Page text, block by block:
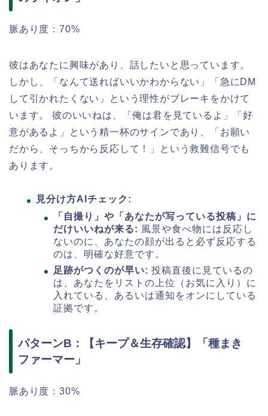
脈あり度：70%
彼はあなたに興味があり、話したいと思っています。
しかし、「なんて送ればいいかわからない」「急にDM
して引かれたくない」という理性がブレーキをかけて
います。 彼のいいねは、「俺は君を見ているよ」「好
意があるよ」という精一杯のサインであり、「お願い
だから、そっちから反応して！」という救難信号でも
あります。
見分け方AIチェック:
「自撮り」や「あなたが写っている投稿」に
だけいいねが来る: 風景や食べ物には反応し
ないのに、あなたの顔が出ると必ず反応する
のは、明確な好意です。
足跡がつくのが早い: 投稿直後に見ているの
は、あなたをリストの上位（お気に入り）に
入れている、あるいは通知をオンにしている
証拠です。
パターンB：【キープ＆生存確認】「種まき
ファーマー」
脈あり度：30%